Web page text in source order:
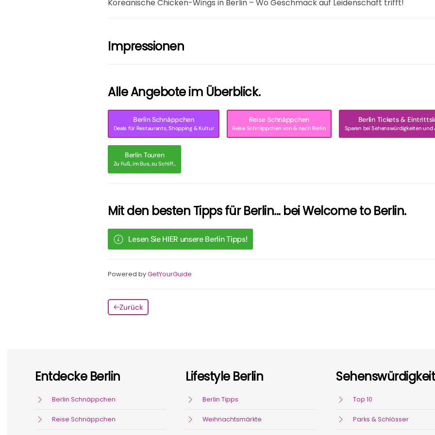
Koreanische Chicken-Wings in Berlin – Wo Geschmack auf Leidenschaft trifft!
Impressionen
Alle Angebote im Überblick.
Berlin Schnäppchen
Deals für Restaurants, Shopping & Kultur
Reise Schnäppchen
Reise Schnäppchen von & nach Berlin
Berlin Tickets &
Sparen bei Sehenswürdigkeiten
Berlin Touren
Zu Fuß, im Bus, zu Schiff...
Mit den besten Tipps für Berlin... bei Welcome to Berlin.
Lesen Sie HIER unsere Berlin Tipps!
Powered byGetYourGuide
Zurück
Entdecke Berlin
Berlin Schnäppchen
Reise Schnäppchen
Lifestyle Berlin
Berlin Tipps
Weihnachtsmärkte
Top 10
Parks & Schlösser